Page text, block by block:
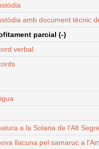
amb document tècnic
parcial (-)
verbal
a la Solana de l'Alt
llacuna pel samaruc a